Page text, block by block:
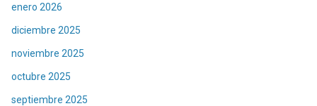
enero 2026
diciembre 2025
noviembre 2025
octubre 2025
septiembre 2025